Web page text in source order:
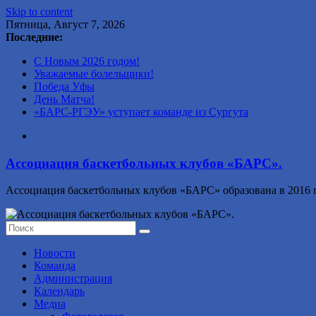
Skip to content
Пятница, Август 7, 2026
Последние:
С Новым 2026 годом!
Уважаемые болельщики!
Победа Уфы
День Матча!
«БАРС-РГЭУ» уступает команде из Сургута
Ассоциация баскетбольных клубов «БАРС».
Ассоциация баскетбольных клубов «БАРС» образована в 2016
Новости
Команда
Администрация
Календарь
Медиа